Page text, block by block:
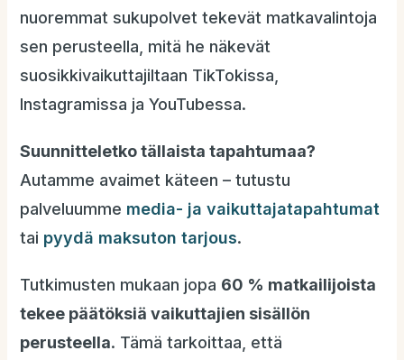
nuoremmat sukupolvet tekevät matkavalintoja
sen perusteella, mitä he näkevät
suosikkivaikuttajiltaan TikTokissa,
Instagramissa ja YouTubessa.
Suunnitteletko tällaista tapahtumaa?
Autamme avaimet käteen – tutustu
palveluumme media- ja vaikuttajatapahtumat
tai pyydä maksuton tarjous.
Tutkimusten mukaan jopa 60 % matkailijoista
tekee päätöksiä vaikuttajien sisällön
perusteella. Tämä tarkoittaa, että